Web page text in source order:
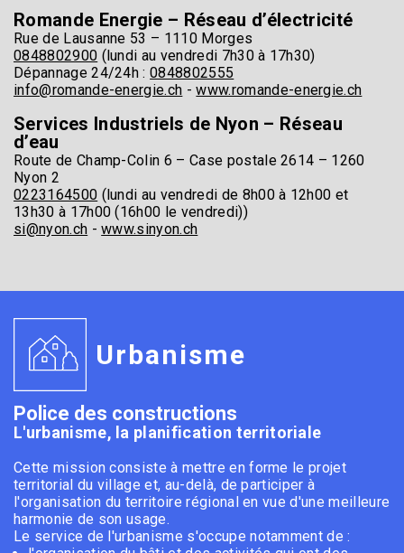
Romande Energie – Réseau d’électricité
Rue de Lausanne 53 – 1110 Morges
0848802900 (lundi au vendredi 7h30 à 17h30)
Dépannage 24/24h :0848802555
info@romande-energie.ch -www.romande-energie.ch
Services Industriels de Nyon – Réseau
d’eau
Route de Champ-Colin 6 – Case postale 2614 – 1260
Nyon 2
0223164500 (lundi au vendredi de 8h00 à 12h00 et
13h30 à 17h00 (16h00 le vendredi))
si@nyon.ch -www.sinyon.ch
Urbanisme
Police des constructions
L'urbanisme, la planification territoriale
Cette mission consiste à mettre en forme le projet
territorial du village et, au-delà, de participer à
l'organisation du territoire régional en vue d'une meilleure
harmonie de son usage.
Le service de l'urbanisme s'occupe notamment de :